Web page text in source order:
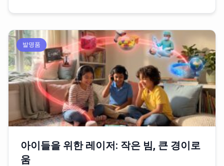
발명품
아이들을 위한 레이저: 작은 빔, 큰 경이로
움